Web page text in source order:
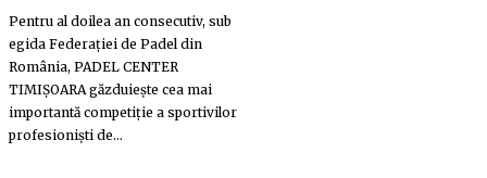
Pentru al doilea an consecutiv, sub
egida Federației de Padel din
România, PADEL CENTER
TIMIȘOARA găzduiește cea mai
importantă competiție a sportivilor
profesioniști de...